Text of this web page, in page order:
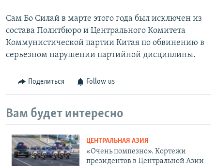
Сам Бо Силай в марте этого года был исключен из
состава Политбюро и Центрального Комитета
Коммунистической партии Китая по обвинению в
серьезном нарушении партийной дисциплины.
Поделиться Follow us
Вам будет интересно
ЦЕНТРАЛЬНАЯ АЗИЯ
«Очень помпезно». Кортежи
президентов в Центральной Азии